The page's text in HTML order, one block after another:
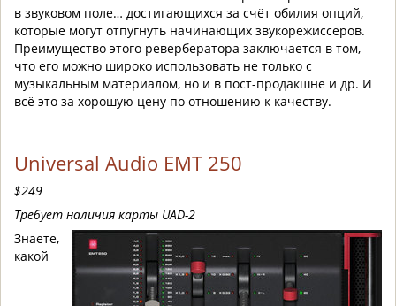
в звуковом поле… достигающихся за счёт обилия опций,
которые могут отпугнуть начинающих звукорежиссёров.
Преимущество этого ревербератора заключается в том,
что его можно широко использовать не только с
музыкальным материалом, но и в пост-продакшне и др. И
всё это за хорошую цену по отношению к качеству.
Universal Audio EMT 250
$249
Требует наличия карты UAD-2
Знаете,
какой